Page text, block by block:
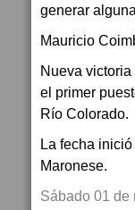
generar
Mauricio
Nueva
el primer
Río Colorado.
La fecha
Maronese.
Sábado 01 de